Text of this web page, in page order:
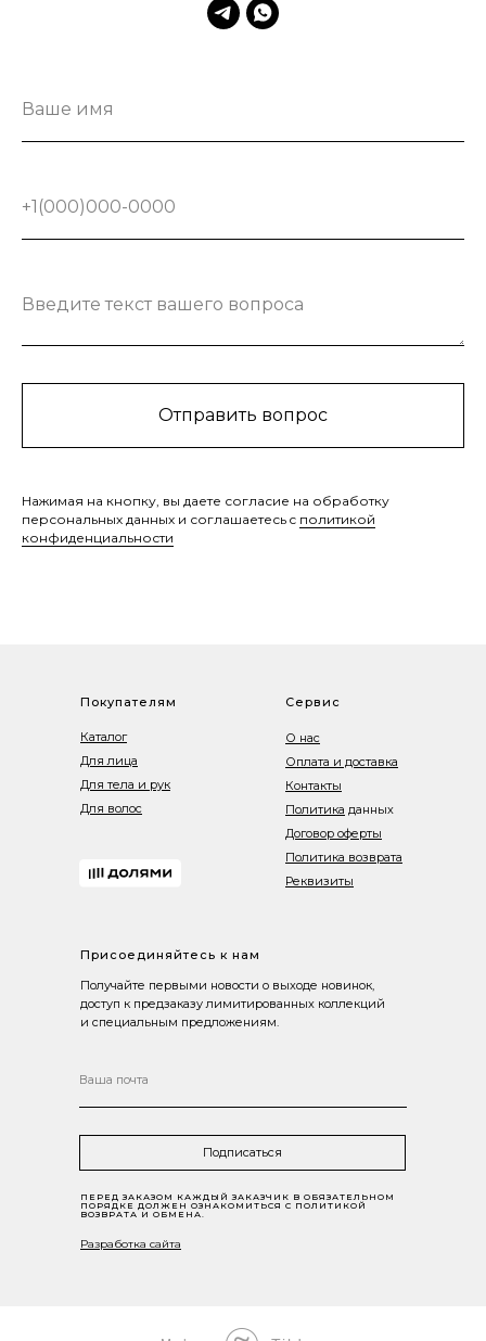
Ваше имя
+1(000)000-0000
Введите текст вашего вопроса
Отправить вопрос
Нажимая на кнопку, вы даете согласие на обработку
персональных данных и соглашаетесь c политикой
конфиденциальности
ПЕРЕД ЗАКАЗОМ КАЖДЫЙ ЗАКАЗЧИК В ОБЯЗАТЕЛЬНОМ
ПОРЯДКЕ ДОЛЖЕН ОЗНАКОМИТЬСЯ С ПОЛИТИКОЙ
ВОЗВРАТА И ОБМЕНА.
Покупателям
Каталог
Для лица
Для тела и рук
Для волос
Присоединяйтесь к нам
Получайте первыми новости о выходе новинок,
доступ к предзаказу лимитированных коллекций
и специальным предложениям.
Сервис
О нас
Оплата и доставка
Контакты
Политика данных
Договор оферты
Политика возврата
Реквизиты
Подписаться
Разработка сайта